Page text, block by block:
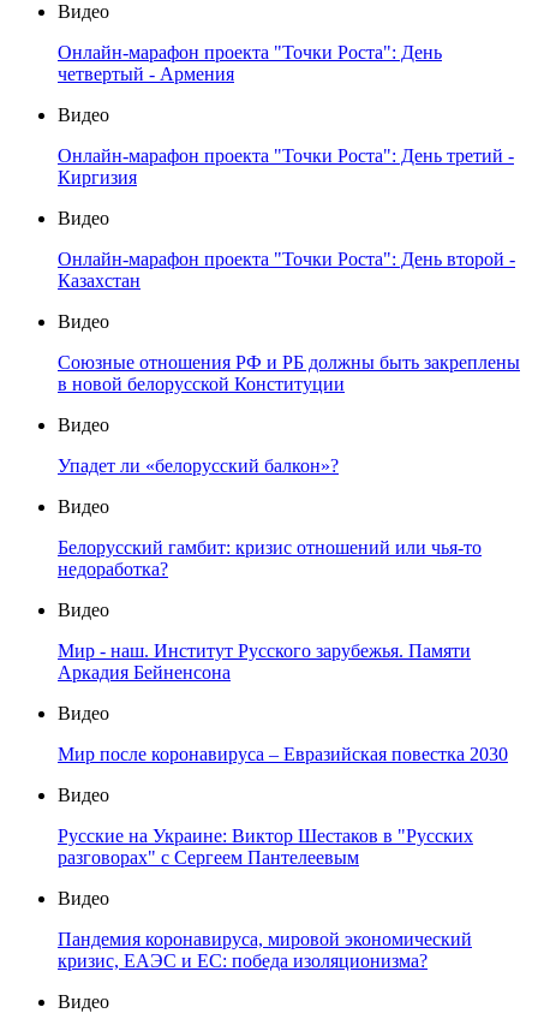
Видео
Онлайн-марафон проекта "Точки Роста": День
четвертый - Армения
Видео
Онлайн-марафон проекта "Точки Роста": День третий -
Киргизия
Видео
Онлайн-марафон проекта "Точки Роста": День второй -
Казахстан
Видео
Союзные отношения РФ и РБ должны быть закреплены
в новой белорусской Конституции
Видео
Упадет ли «белорусский балкон»?
Видео
Белорусский гамбит: кризис отношений или чья-то
недоработка?
Видео
Мир - наш. Институт Русского зарубежья. Памяти
Аркадия Бейненсона
Видео
Мир после коронавируса – Евразийская повестка 2030
Видео
Русские на Украине: Виктор Шестаков в "Русских
разговорах" с Сергеем Пантелеевым
Видео
Пандемия коронавируса, мировой экономический
кризис, ЕАЭС и ЕС: победа изоляционизма?
Видео